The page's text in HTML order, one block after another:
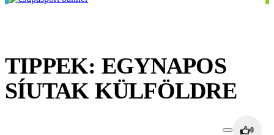
TIPPEK: EGYNAPOS
SÍUTAK KÜLFÖLDRE
0